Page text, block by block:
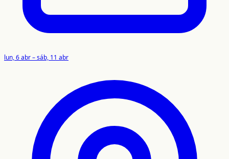
lun, 6 abr – sáb, 11 abr